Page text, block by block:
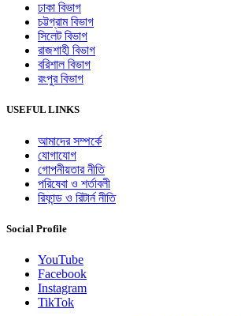
ঢাকা বিভাগ
চট্টগ্রাম বিভাগ
সিলেট বিভাগ
রাজশাহী বিভাগ
বরিশাল বিভাগ
রংপুর বিভাগ
USEFUL LINKS
আমাদের সম্পর্কে
যোগাযোগ
গোপনীয়তার নীতি
পরিষেবা ও শর্তাবলী
রিফান্ড ও রিটার্ন নীতি
Social Profile
YouTube
Facebook
Instagram
TikTok